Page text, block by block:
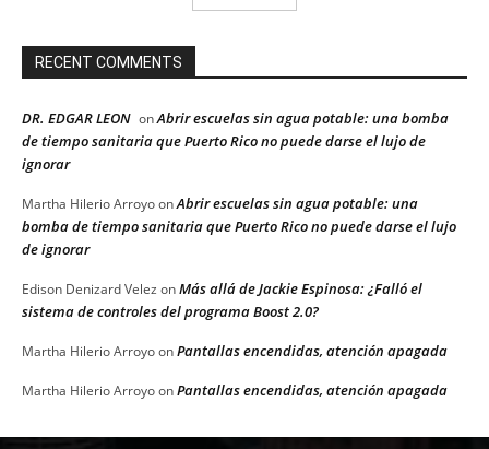
RECENT COMMENTS
DR. EDGAR LEON onAbrir escuelas sin agua potable: una bomba
de tiempo sanitaria que Puerto Rico no puede darse el lujo de
ignorar
Martha Hilerio ArroyoonAbrir escuelas sin agua potable: una
bomba de tiempo sanitaria que Puerto Rico no puede darse el lujo
de ignorar
Edison Denizard Velez onMás allá de Jackie Espinosa: ¿Falló el
sistema de controles del programa Boost 2.0?
Martha Hilerio ArroyoonPantallas encendidas, atención apagada
Martha Hilerio ArroyoonPantallas encendidas, atención apagada